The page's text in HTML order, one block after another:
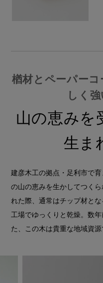
楢材とペーパー
しく
山の恵みを
生ま
建彦木工の拠点・足利市で
の山の恵みを生かしてつく
れた際、通常はチップ材と
工場でゆっくりと乾燥。数
た、この木は貴重な地域資源